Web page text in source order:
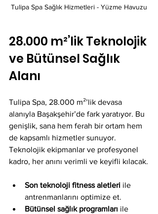
Tulipa Spa Sağlık Hizmetleri - Yüzme Havuzu
28.000 m²’lik Teknolojik
ve Bütünsel Sağlık
Alanı
Tulipa Spa, 28.000 m²’lik devasa
alanıyla Başakşehir’de fark yaratıyor. Bu
genişlik, sana hem ferah bir ortam hem
de kapsamlı hizmetler sunuyor.
Teknolojik ekipmanlar ve profesyonel
kadro, her anını verimli ve keyifli kılacak.
Son teknoloji fitness aletleri ile
antrenmanlarını optimize et.
Bütünsel sağlık programları ile